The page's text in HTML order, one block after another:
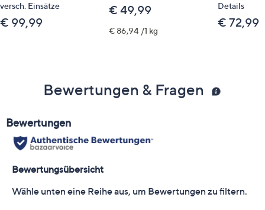
versch. Einsätze
€ 99,99
€ 49,99
€ 86,94 /1 kg
Details
€ 72,99
Bewertungen & Fragen